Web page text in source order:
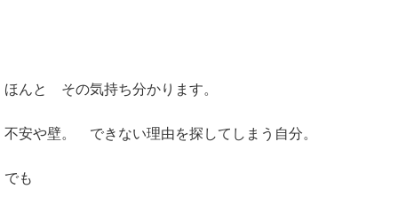
ほんと その気持ち分かります。
不安や壁。 できない理由を探してしまう自分。
でも